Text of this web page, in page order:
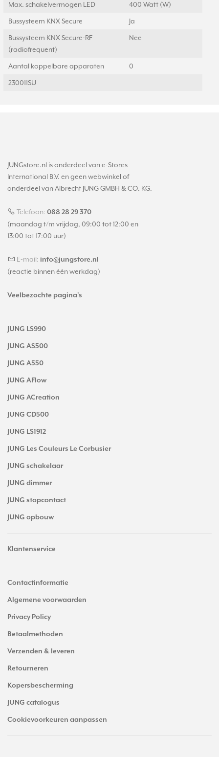
Max. schakelvermogen LED 400 Watt (W)
Bussysteem KNX Secure Ja
Bussysteem KNX Secure-RF
(radiofrequent)
Nee
Aantal koppelbare apparaten 0
230011SU
JUNGstore.nl is onderdeel van e-Stores
International B.V. en geen webwinkel of
onderdeel van Albrecht JUNG GMBH & CO. KG.
Telefoon: 088 28 29 370
(maandag t/m vrijdag, 09:00 tot 12:00 en
13:00 tot 17:00 uur)
E-mail: info@jungstore.nl
(reactie binnen één werkdag)
Veelbezochte pagina's
JUNG LS990
JUNG AS500
JUNG A550
JUNG AFlow
JUNG ACreation
JUNG CD500
JUNG LS1912
JUNG Les Couleurs Le Corbusier
JUNG schakelaar
JUNG dimmer
JUNG stopcontact
JUNG opbouw
Klantenservice
Contactinformatie
Algemene voorwaarden
Privacy Policy
Betaalmethoden
Verzenden & leveren
Retourneren
Kopersbescherming
JUNG catalogus
Cookievoorkeuren aanpassen